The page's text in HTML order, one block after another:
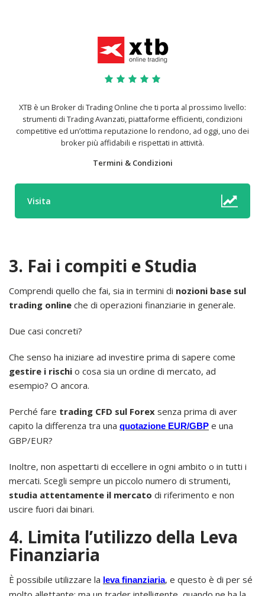
XTB è un Broker di Trading Online che ti porta al prossimo livello:
strumenti di Trading Avanzati, piattaforme efficienti, condizioni
competitive ed un’ottima reputazione lo rendono, ad oggi, uno dei
broker più affidabili e rispettati in attività.
Termini & Condizioni
Visita
3. Fai i compiti e Studia
Comprendi quello che fai, sia in termini di nozioni base sul
trading online che di operazioni finanziarie in generale.
Due casi concreti?
Che senso ha iniziare ad investire prima di sapere come
gestire i rischi o cosa sia un ordine di mercato, ad
esempio? O ancora.
Perché fare trading CFD sul Forex senza prima di aver
capito la differenza tra una quotazione EUR/GBP e una
GBP/EUR?
Inoltre, non aspettarti di eccellere in ogni ambito o in tutti i
mercati. Scegli sempre un piccolo numero di strumenti,
studia attentamente il mercato di riferimento e non
uscire fuori dai binari.
4. Limita l’utilizzo della Leva
Finanziaria
È possibile utilizzare la leva finanziaria, e questo è di per sé